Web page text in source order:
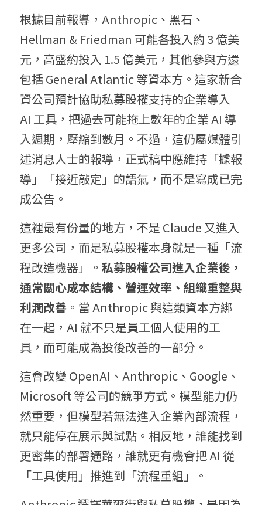
根據目前報導，Anthropic、黑石、
Hellman & Friedman 可能各投入約 3 億美
元，高盛約投入 1.5 億美元，其他參與方還
包括 General Atlantic 等資本方。這家新合
資公司預計協助私募股權支持的企業導入
AI 工具，把過去可能拖上數年的企業 AI 導
入週期，壓縮到數月。不過，這仍屬媒體引
述消息人士的報導，正式稿中應維持「據報
導」「接近敲定」的語氣，而不是寫成已完
成公告。
這裡最有份量的地方，不是 Claude 又進入
更多公司，而是私募股權本身就是一種「流
程改造機器」。 私募股權公司進入企業後，
通常關心成本結構、營運效率、組織重整與
利潤改善 。當 Anthropic 與這類資本方綁
在一起，AI 就不只是員工個人使用的工
具，而可能成為投後改善的一部分。
這會改變 OpenAI、Anthropic、Google、
Microsoft 等公司的競爭方式。模型能力仍
然重要，但模型若無法進入企業內部流程，
就只能停在展示與試點。相反地，誰能找到
更密集的部署通路，誰就更有機會把 AI 從
「工具使用」推進到「流程重組」。